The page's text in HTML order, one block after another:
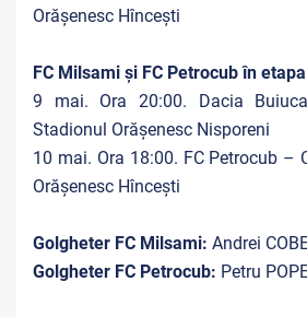
Orășenesc Hîncești
FC Milsami și FC Petrocub în
9 mai. Ora 20:00. Dacia
Stadionul Orășenesc Nisporeni
10 mai. Ora 18:00. FC Petrocub –
Orășenesc Hîncești
Golgheter FC Milsami: Andrei
Golgheter FC Petrocub: Petru